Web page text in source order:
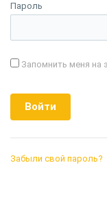
Пароль
Запомнить меня на
Забыли свой пароль?